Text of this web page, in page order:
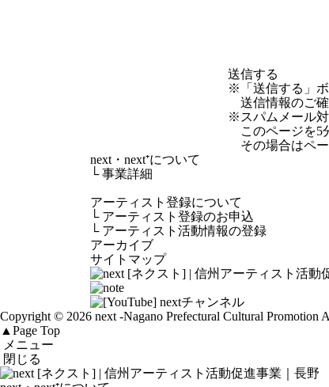
※「送信する」ボ
送信情報のご確
※スパムメール対
このページを5
その場合はペー
next・next⁺について
└事業詳細
アーティスト登録について
└ アーティスト登録のお申込
└ アーティスト活動情報の登録
アーカイブ
サイトマップ
Copyright © 2026 next -Nagano Prefectural Cultural Promotion
▲ Page Top
メニュー
閉じる